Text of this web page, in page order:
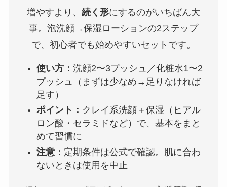
増やすより、 続く形にするのがいちばん大
事。泡洗顔→保湿ローションの2ステップ
で、初心者でも始めやすいセットです。
使い方： 洗顔2〜3プッシュ／化粧水1〜2
プッシュ（まずは少なめ→足りなければ
足す）
ポイント： クレイ系洗顔＋保湿（ヒアル
ロン酸・セラミドなど）で、基本をまと
めて習慣に
注意： 定期条件は公式で確認。肌に合わ
ないときは使用を中止